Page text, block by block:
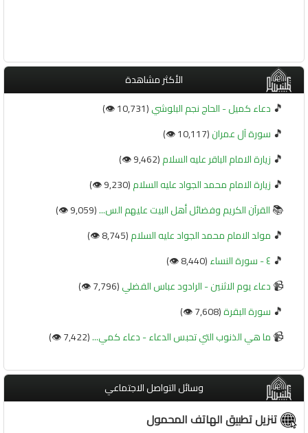
الأكثر مشاهدة
🎵 دعاء كميل - الحاج نجم البلوشي(10,731 👁️)
🎵 سورة آل عمران(10,117 👁️)
🎵 زيارة الامام الباقر عليه السلام(9,462 👁️)
🎵 زيارة الامام محمد الجواد عليه السلام(9,230 👁️)
📚القرآن الكريم وفضائل أهل البيت عليهم الس...(9,059 👁️)
🎵 مولد الامام محمد الجواد عليه السلام(8,745 👁️)
🎵 ٤ - سورة النساء (8,440 👁️)
📹دعاء يوم الاثنين - الرادود عباس الفضلي(7,796 👁️)
🎵 سورة البقرة(7,608 👁️)
📹ما هي الذنوب التي تحبس الدعاء - دعاء كمي...(7,422 👁️)
وسائل التواصل الاجتماعي
تنزيل تطبيق الهاتف المحمول